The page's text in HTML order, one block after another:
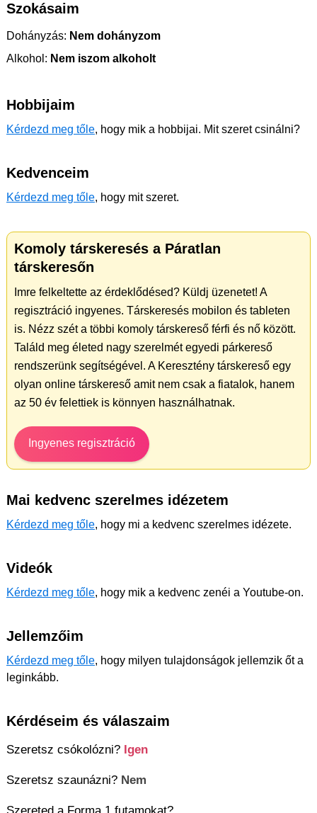
Szokásaim
Dohányzás: Nem dohányzom
Alkohol: Nem iszom alkoholt
Hobbijaim
Kérdezd meg tőle, hogy mik a hobbijai. Mit szeret csinálni?
Kedvenceim
Kérdezd meg tőle, hogy mit szeret.
Komoly társkeresés a Páratlan
társkeresőn
Imre felkeltette az érdeklődésed? Küldj üzenetet! A
regisztráció ingyenes. Társkeresés mobilon és tableten
is. Nézz szét a többi komoly társkereső férfi és nő között.
Találd meg életed nagy szerelmét egyedi párkereső
rendszerünk segítségével. A Keresztény társkereső egy
olyan online társkereső amit nem csak a fiatalok, hanem
az 50 év felettiek is könnyen használhatnak.
Ingyenes regisztráció
Mai kedvenc szerelmes idézetem
Kérdezd meg tőle, hogy mi a kedvenc szerelmes idézete.
Videók
Kérdezd meg tőle, hogy mik a kedvenc zenéi a Youtube-on.
Jellemzőim
Kérdezd meg tőle, hogy milyen tulajdonságok jellemzik őt a
leginkább.
Kérdéseim és válaszaim
Szeretsz csókolózni? Igen
Szeretsz szaunázni? Nem